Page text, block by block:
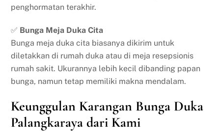
penghormatan terakhir.
✅ Bunga Meja Duka Cita
Bunga meja duka cita biasanya dikirim untuk
diletakkan di rumah duka atau di meja resepsionis
rumah sakit. Ukurannya lebih kecil dibanding papan
bunga, namun tetap memiliki makna mendalam.
Keunggulan Karangan Bunga Duka
Palangkaraya dari Kami